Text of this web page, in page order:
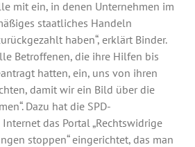
mit ein, in denen Unternehmen im
staatliches Handeln
haben“, erklärt Binder.
Betroffenen, die ihre Hilfen bis
hatten, ein, uns von ihren
damit wir ein Bild über die
Dazu hat die SPD-
das Portal „Rechtswidrige
stoppen“ eingerichtet, das man